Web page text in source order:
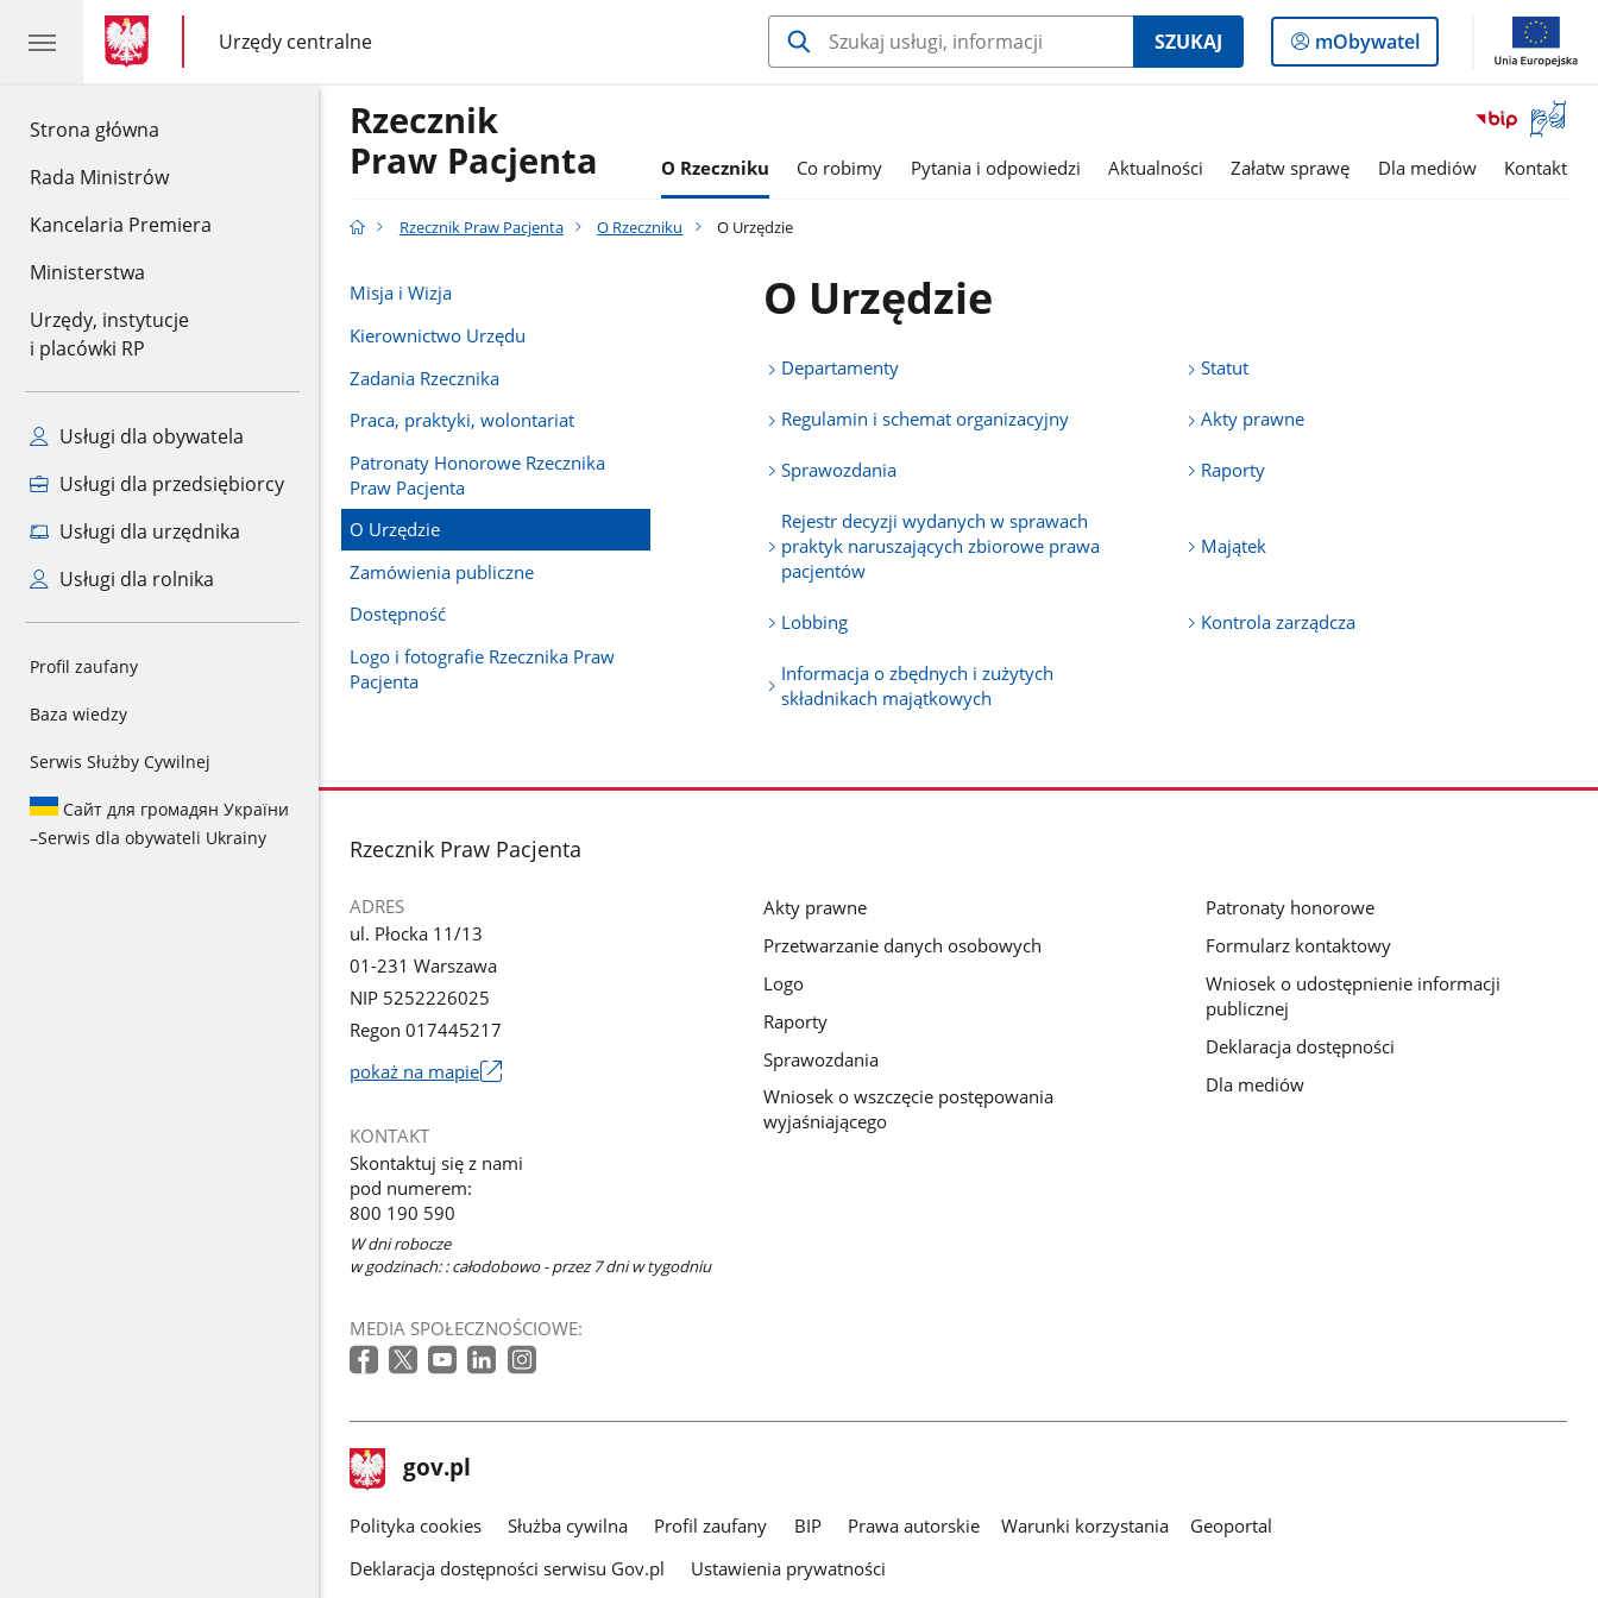
Strona główna
Rada Ministrów
Kancelaria Premiera
Ministerstwa
Urzędy, instytucje
i placówki RP
Usługi dla obywatela
Usługi dla przedsiębiorcy
Usługi dla urzędnika
Usługi dla rolnika
Profil zaufany
Baza wiedzy
Serwis Służby Cywilnej
Сайт для громадян України
–Serwis dla obywateli Ukrainy
gov.pl
gov.pl
Urzędy centralne
gov.pl
Urzędy
centralne
SZUKAJ
Logowanie
do
mObywatel
Otwórz
okno
z
Rzecznik
Praw Pacjenta
O Rzeczniku Co robimy Pytania i odpowiedzi Aktualności Załatw sprawę Dla mediów Kontakt
Rzecznik Praw Pacjenta O Rzeczniku O Urzędzie
Misja i Wizja
Kierownictwo Urzędu
Zadania Rzecznika
Praca, praktyki, wolontariat
Patronaty Honorowe Rzecznika
Praw Pacjenta
O Urzędzie
Zamówienia publiczne
Dostępność
Logo i fotografie Rzecznika Praw
Pacjenta
O Urzędzie
Departamenty Statut
Regulamin i schemat organizacyjny Akty prawne
Sprawozdania Raporty
Rejestr decyzji wydanych w sprawach
praktyk naruszających zbiorowe prawa
pacjentów
Majątek
Lobbing Kontrola zarządcza
Informacja o zbędnych i zużytych
składnikach majątkowych
stopka
Rzecznik Praw Pacjenta
ADRES
ul. Płocka 11/13
01-231 Warszawa
NIP 5252226025
Regon 017445217
pokaż na mapie
się
w
nowym
oknie
KONTAKT
Skontaktuj się z nami
pod numerem:
800 190 590
W dni robocze
w godzinach: : całodobowo - przez 7 dni w tygodniu
MEDIA SPOŁECZNOŚCIOWE:
Akty prawne
Przetwarzanie danych osobowych
Logo
Raporty
Sprawozdania
Wniosek o wszczęcie postępowania
wyjaśniającego
Patronaty honorowe
Formularz kontaktowy
Wniosek o udostępnienie informacji
publicznej
Deklaracja dostępności
Dla mediów
stopka
gov.pl Strona
gov.pl
gov.pl
Polityka cookies Służba cywilna Profil zaufany BIP Prawa autorskie Warunki korzystania
Geoportal
Deklaracja dostępności serwisu Gov.pl
Ustawienia prywatności